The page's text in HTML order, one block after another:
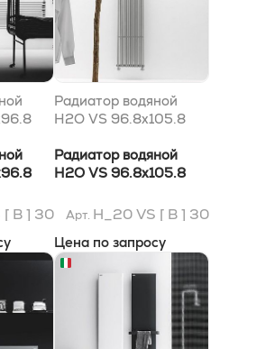
[ B ] 30
Радиатор водяной
H2O VS 96.8x105.8
Радиатор водяной
H2O VS 96.8x105.8
Арт. H_20 VS [ B ] 30
Цена по запросу